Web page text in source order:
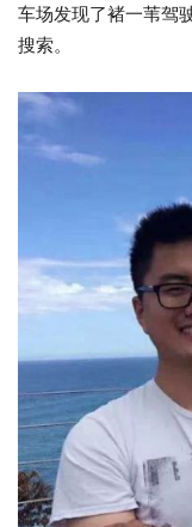
车场发现了褚一苇驾
搜索。